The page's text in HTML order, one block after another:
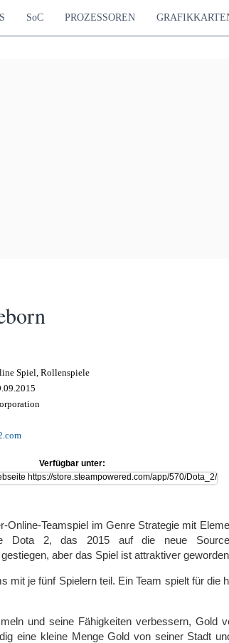
SoC PROZESSOREN
Spiel, Rollenspiele
Verfügbar unter:
Online-Teamspiel im Genre Strategie mit
Dota 2, das 2015 auf die neue Source
aber das Spiel ist attraktiver
mit je fünf Spielern teil. Ein Team spielt für die
und seine Fähigkeiten verbessern, Gold
eine kleine Menge Gold von seiner Stadt